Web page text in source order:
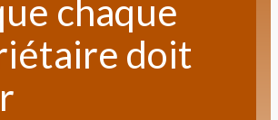
chaque
doit